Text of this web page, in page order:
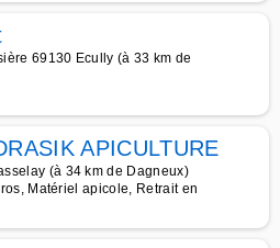
69130 Ecully (à 33 km de
APICULTURE
(à 34 km de Dagneux)
Matériel apicole, Retrait en